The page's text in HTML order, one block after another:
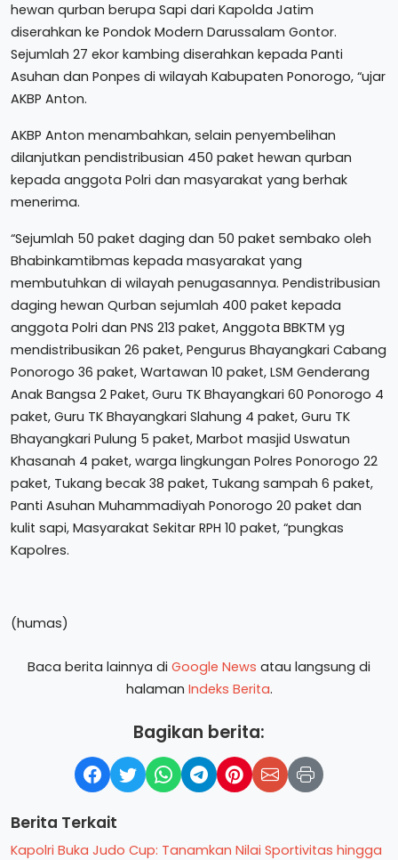
hewan qurban berupa Sapi dari Kapolda Jatim
diserahkan ke Pondok Modern Darussalam Gontor.
Sejumlah 27 ekor kambing diserahkan kepada Panti
Asuhan dan Ponpes di wilayah Kabupaten Ponorogo, “ujar
AKBP Anton.
AKBP Anton menambahkan, selain penyembelihan
dilanjutkan pendistribusian 450 paket hewan qurban
kepada anggota Polri dan masyarakat yang berhak
menerima.
“Sejumlah 50 paket daging dan 50 paket sembako oleh
Bhabinkamtibmas kepada masyarakat yang
membutuhkan di wilayah penugasannya. Pendistribusian
daging hewan Qurban sejumlah 400 paket kepada
anggota Polri dan PNS 213 paket, Anggota BBKTM yg
mendistribusikan 26 paket, Pengurus Bhayangkari Cabang
Ponorogo 36 paket, Wartawan 10 paket, LSM Genderang
Anak Bangsa 2 Paket, Guru TK Bhayangkari 60 Ponorogo 4
paket, Guru TK Bhayangkari Slahung 4 paket, Guru TK
Bhayangkari Pulung 5 paket, Marbot masjid Uswatun
Khasanah 4 paket, warga lingkungan Polres Ponorogo 22
paket, Tukang becak 38 paket, Tukang sampah 6 paket,
Panti Asuhan Muhammadiyah Ponorogo 20 paket dan
kulit sapi, Masyarakat Sekitar RPH 10 paket, “pungkas
Kapolres.
(humas)
Baca berita lainnya di Google News atau langsung di
halaman Indeks Berita.
Bagikan berita:
Berita Terkait
Kapolri Buka Judo Cup: Tanamkan Nilai Sportivitas hingga